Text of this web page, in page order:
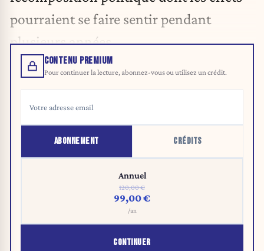
pourraient se faire sentir pendant
plusieurs années.
CONTENU PREMIUM
Pour continuer la lecture, abonnez-vous ou utilisez un crédit.
ABONNEMENT CRÉDITS
Annuel
120,00 €
99,00 €
/an
CONTINUER